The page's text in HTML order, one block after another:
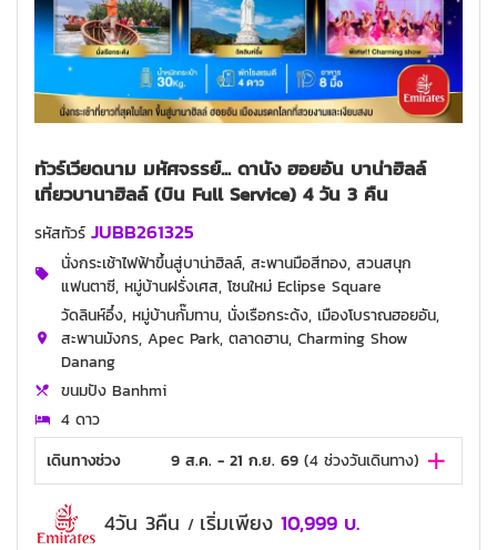
ทัวร์เวียดนาม มหัศจรรย์... ดานัง ฮอยอัน บาน่าฮิลล์
เที่ยวบานาฮิลล์ (บิน Full Service) 4 วัน 3 คืน
รหัสทัวร์ JUBB261325
นั่งกระเช้าไฟฟ้าขึ้นสู่บาน่าฮิลล์, สะพานมือสีทอง, สวนสนุก
แฟนตาซี, หมู่บ้านฝรั่งเศส, โซนใหม่ Eclipse Square
วัดลินห์อึ๋ง, หมู่บ้านกั๊มทาน, นั่งเรือกระด้ง, เมืองโบราณฮอยอัน,
สะพานมังกร, Apec Park, ตลาดฮาน, Charming Show
Danang
ขนมปัง Banhmi
4 ดาว
เดินทางช่วง
9 ส.ค. - 21 ก.ย. 69 (4 ช่วงวันเดินทาง)
4วัน 3คืน / เริ่มเพียง 10,999 บ.